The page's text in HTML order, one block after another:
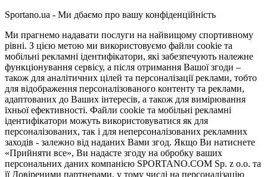
Sportano.ua - Ми дбаємо про вашу конфіденційність
Ми прагнемо надавати послуги на найвищому спортивному
рівні. З цією метою ми використовуємо файли cookie та
мобільні рекламні ідентифікатори, які забезпечують належне
функціонування сервісу, а після отримання Вашої згоди –
також для аналітичних цілей та персоналізації реклами, тобто
для відображення персоналізованого контенту та реклами,
адаптованих до Ваших інтересів, а також для вимірювання
їхньої ефективності. Файли cookie та мобільні рекламні
ідентифікатори можуть використовуватися як для
персоналізованих, так і для неперсоналізованих рекламних
заходів - залежно від наданих Вами згод. Якщо Ви натиснете
«Прийняти все», Ви надасте згоду на обробку ваших
персональних даних компанією SPORTANO.COM Sp. z o.o. та
її Довіреними партнерами, у тому числі на персоналізацію